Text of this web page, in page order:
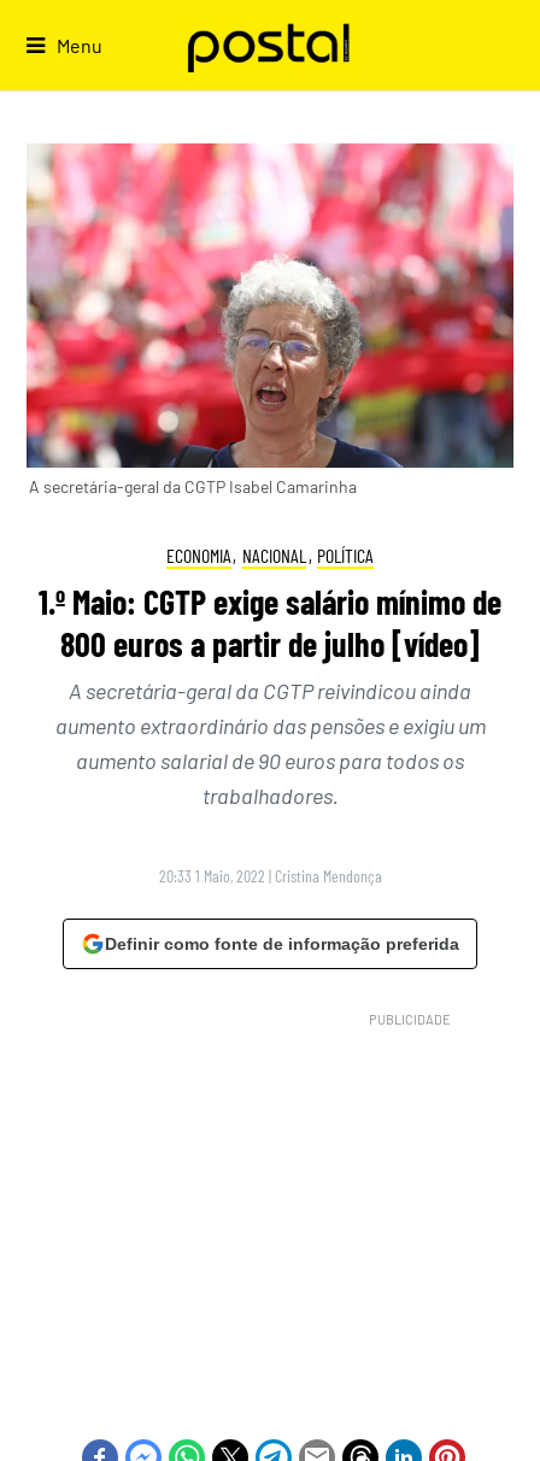
Menu
A secretária-geral da CGTP Isabel Camarinha
ECONOMIA, NACIONAL , POLÍTICA
1.º Maio: CGTP exige salário mínimo de
800 euros a partir de julho [vídeo]
A secretária-geral da CGTP reivindicou ainda
aumento extraordinário das pensões e exigiu um
aumento salarial de 90 euros para todos os
trabalhadores.
20:33 1 Maio, 2022 | Cristina Mendonça
Definir como fonte de informação preferida